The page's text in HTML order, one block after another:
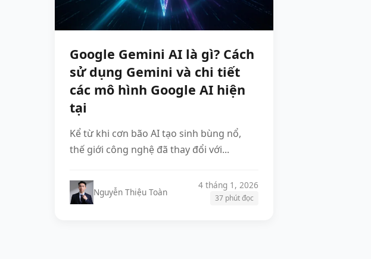
Google Gemini AI là gì? Cách
sử dụng Gemini và chi tiết
các mô hình Google AI hiện
tại
Kể từ khi cơn bão AI tạo sinh bùng nổ,
thế giới công nghệ đã thay đổi với...
Nguyễn Thiệu Toàn
4 tháng 1, 2026
37 phút đọc